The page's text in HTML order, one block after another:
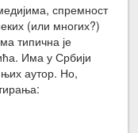
спремност
(или многих?)
типична је
Има у Србији
аутор. Но,